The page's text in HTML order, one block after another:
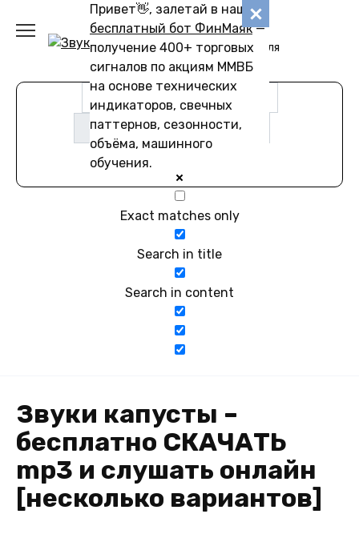
Привет👋, залетай в наш
бесплатный бот ФинМаяк—
получение 400+ торговых
сигналов по акциям ММВБ
на основе технических
индикаторов, свечных
паттернов, сезонности,
объёма, машинного
обучения.
содержанию
Звуковику
Коллекции звуков для
скачивания
Exact matches only
Search in title
Search in content
Звуки капусты –
бесплатно СКАЧАТЬ
mp3 и слушать онлайн
[несколько вариантов]